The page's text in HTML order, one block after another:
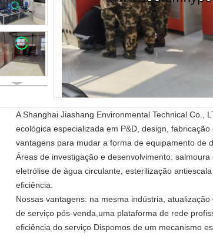
A Shanghai Jiashang Environmental Technical Co.,
ecológica especializada em P&D, design,
vantagens para mudar a forma de equipamento de
Áreas de investigação e desenvolvimento:
eletrólise de água circulante, esterilização
eficiência.
Nossas vantagens: na mesma indústria,
de serviço pós-venda,uma plataforma de rede
eficiência do serviço Dispomos de um mecanismo